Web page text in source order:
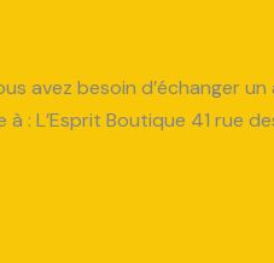
avez besoin d’échanger
L’Esprit Boutique 41 rue